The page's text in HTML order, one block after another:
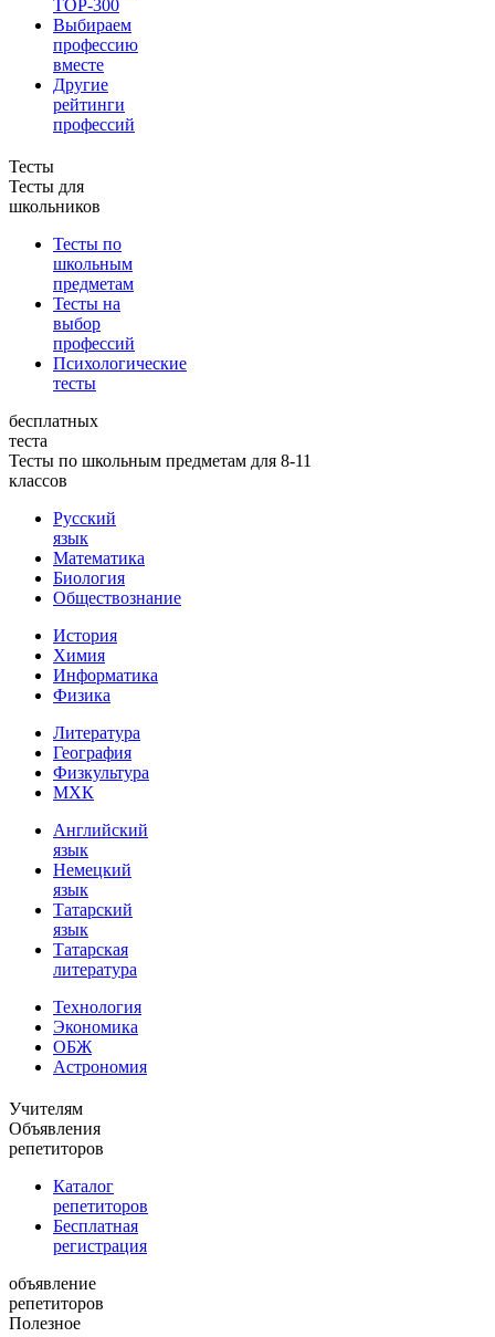
TOP-300
Выбираем
профессию
вместе
Другие
рейтинги
профессий
Тесты
Тесты для
школьников
Тесты по
школьным
предметам
Тесты на
выбор
профессий
Психологические
тесты
бесплатных
теста
Тесты по школьным предметам для 8-11
классов
Русский
язык
Математика
Биология
Обществознание
История
Химия
Информатика
Физика
Литература
География
Физкультура
МХК
Английский
язык
Немецкий
язык
Татарский
язык
Татарская
литература
Технология
Экономика
ОБЖ
Астрономия
Учителям
Объявления
репетиторов
Каталог
репетиторов
Бесплатная
регистрация
объявление
репетиторов
Полезное